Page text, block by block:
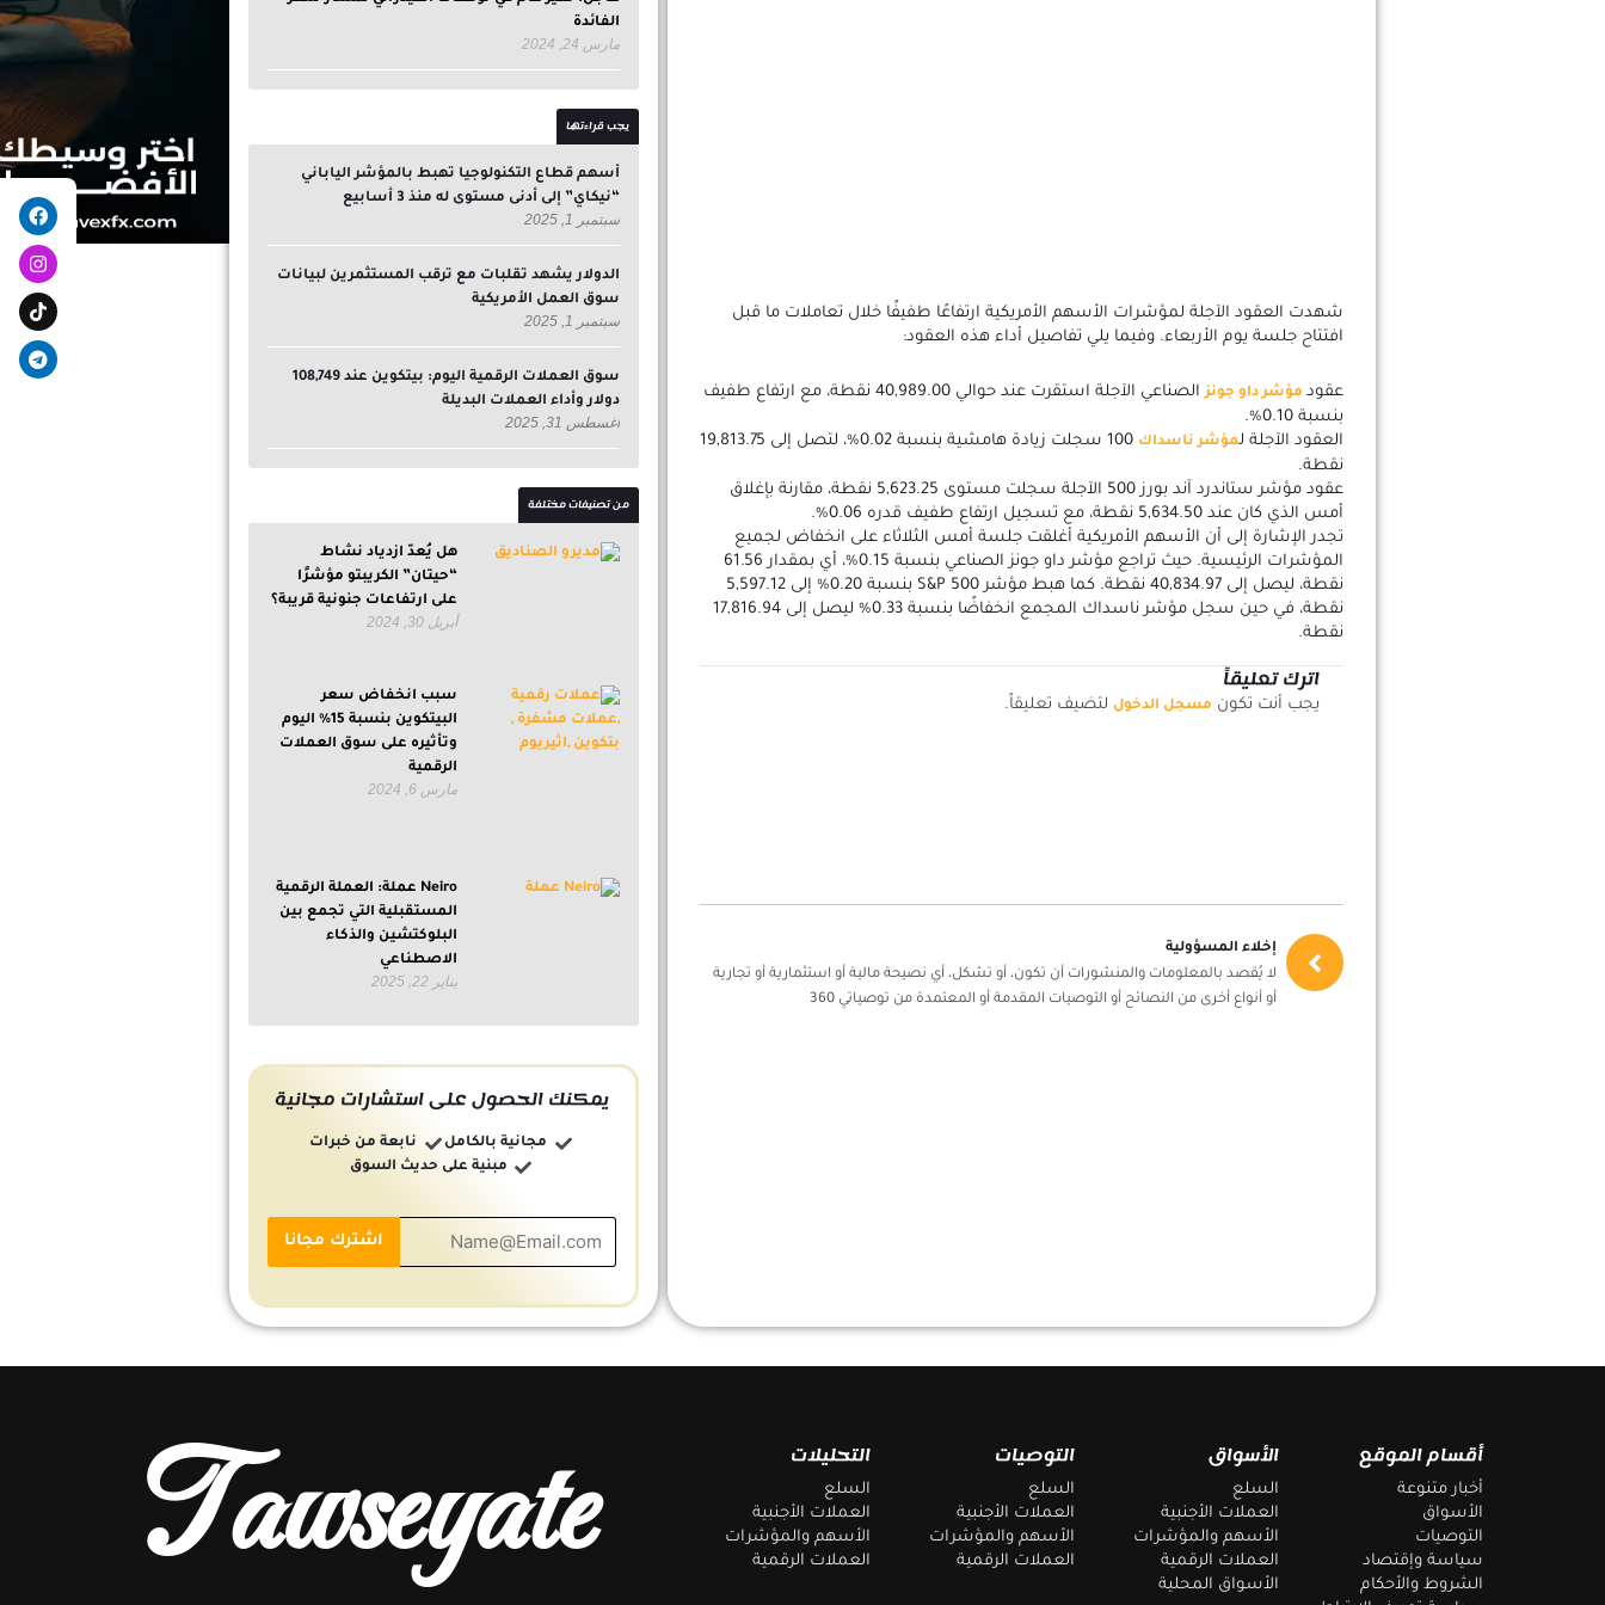
شهدت العقود الآجلة لمؤشرات الأسهم الأمريكية ارتفاعًا طفيفًا خلال تعاملات ما قبل
افتتاح جلسة يوم الأربعاء. وفيما يلي تفاصيل أداء هذه العقود:
عقود مؤشر داو جونز
الصناعي الآجلة استقرت عند حوالي 40,989.00 نقطة، مع ارتفاع طفيف
بنسبة 0.10%.
العقود الآجلة لمؤشر ناسداك
100 سجلت زيادة هامشية بنسبة 0.02%، لتصل إلى 19,813.75
نقطة.
عقود مؤشر ستاندرد آند بورز 500 الآجلة سجلت مستوى 5,623.25 نقطة، مقارنة بإغلاق
أمس الذي كان عند 5,634.50 نقطة، مع تسجيل ارتفاع طفيف قدره 0.06%.
تجدر الإشارة إلى أن الأسهم الأمريكية أغلقت جلسة أمس الثلاثاء على انخفاض لجميع
المؤشرات الرئيسية. حيث تراجع مؤشر داو جونز الصناعي بنسبة 0.15%، أي بمقدار 61.56
نقطة، ليصل إلى 40,834.97 نقطة. كما هبط مؤشر S&P 500 بنسبة 0.20% إلى 5,597.12
نقطة، في حين سجل مؤشر ناسداك المجمع انخفاضًا بنسبة 0.33% ليصل إلى 17,816.94
نقطة.
اترك تعليقاً
يجب أنت تكون مسجل الدخول لتضيف تعليقاً.
إخلاء المسؤولية
لا يُقصد بالمعلومات والمنشورات أن تكون، أو تشكل، أي نصيحة مالية أو استثمارية أو تجارية
أو أنواع أخرى من النصائح أو التوصيات المقدمة أو المعتمدة من توصياتي 360
الفائدة
مارس 24, 2024
يجب قراءتها
أسهم قطاع التكنولوجيا تهبط بالمؤشر الياباني
“نيكاي” إلى أدنى مستوى له منذ 3 أسابيع
سبتمبر 1, 2025
الدولار يشهد تقلبات مع ترقب المستثمرين لبيانات
سوق العمل الأمريكية
سبتمبر 1, 2025
سوق العملات الرقمية اليوم: بيتكوين عند 108,749
دولار وأداء العملات البديلة
أغسطس 31, 2025
من تصنيفات مختلفة
هل يُعدّ ازدياد نشاط
“حيتان” الكريبتو مؤشرًا
على ارتفاعات جنونية قريبة؟
أبريل 30, 2024
سبب انخفاض سعر
البيتكوين بنسبة 15% اليوم
وتأثيره على سوق العملات
الرقمية
مارس 6, 2024
Neiro عملة: العملة الرقمية
المستقبلية التي تجمع بين
البلوكتشين والذكاء
الاصطناعي
يناير 22, 2025
يمكنك الحصول على استشارات مجانية
مجانية بالكامل
نابعة من خبرات
مبنية على حديث السوق
أقسام الموقع
أخبار متنوعة
الأسواق
التوصيات
سياسة وإقتصاد
الشروط والأحكام
الأسواق
السلع
العملات الأجنبية
الأسهم والمؤشرات
العملات الرقمية
الأسواق المحلية
التوصيات
السلع
العملات الأجنبية
الأسهم والمؤشرات
العملات الرقمية
التحليلات
السلع
العملات الأجنبية
الأسهم والمؤشرات
العملات الرقمية
Tawseyate